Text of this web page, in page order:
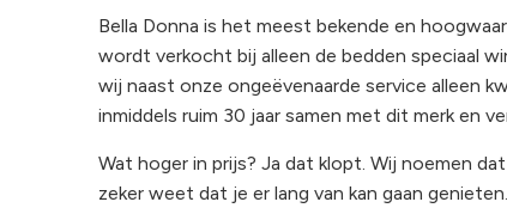
Bella Donna is het meest bekende en
wordt verkocht bij alleen de bedden speciaal
wij naast onze ongeëvenaarde service alleen
inmiddels ruim 30 jaar samen met dit merk en
Wat hoger in prijs? Ja dat klopt. Wij noemen
zeker weet dat je er lang van kan gaan genieten.